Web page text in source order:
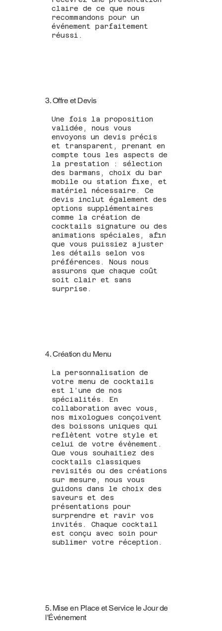
claire de ce que nous
recommandons pour un
événement parfaitement
réussi.
3. Offre et Devis
Une fois la proposition
validée, nous vous
envoyons un devis précis
et transparent, prenant en
compte tous les aspects de
la prestation : sélection
des barmans, choix du bar
mobile ou station fixe, et
matériel nécessaire. Ce
devis inclut également des
options supplémentaires
comme la création de
cocktails signature ou des
animations spéciales, afin
que vous puissiez ajuster
les détails selon vos
préférences. Nous nous
assurons que chaque coût
soit clair et sans
surprise.
4. Création du Menu
La personnalisation de
votre menu de cocktails
est l’une de nos
spécialités. En
collaboration avec vous,
nos mixologues conçoivent
des boissons uniques qui
reflètent votre style et
celui de votre évènement.
Que vous souhaitiez des
cocktails classiques
revisités ou des créations
sur mesure, nous vous
guidons dans le choix des
saveurs et des
présentations pour
surprendre et ravir vos
invités. Chaque cocktail
est conçu avec soin pour
sublimer votre réception.
5. Mise en Place et Service le Jour de
l'Événement